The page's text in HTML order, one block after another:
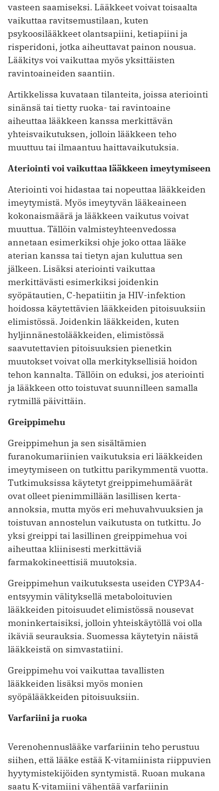
vasteen saamiseksi. Lääkkeet voivat toisaalta
vaikuttaa ravitsemustilaan, kuten
psykoosilääkkeet olantsapiini, ketiapiini ja
risperidoni, jotka aiheuttavat painon nousua.
Lääkitys voi vaikuttaa myös yksittäisten
ravintoaineiden saantiin.
Artikkelissa kuvataan tilanteita, joissa ateriointi
sinänsä tai tietty ruoka- tai ravintoaine
aiheuttaa lääkkeen kanssa merkittävän
yhteisvaikutuksen, jolloin lääkkeen teho
muuttuu tai ilmaantuu haittavaikutuksia.
Ateriointi voi vaikuttaa lääkkeen imeytymiseen
Ateriointi voi hidastaa tai nopeuttaa lääkkeiden
imeytymistä. Myös imeytyvän lääkeaineen
kokonaismäärä ja lääkkeen vaikutus voivat
muuttua. Tällöin valmisteyhteenvedossa
annetaan esimerkiksi ohje joko ottaa lääke
aterian kanssa tai tietyn ajan kuluttua sen
jälkeen. Lisäksi ateriointi vaikuttaa
merkittävästi esimerkiksi joidenkin
syöpätautien, C-hepatiitin ja HIV-infektion
hoidossa käytettävien lääkkeiden pitoisuuksiin
elimistössä. Joidenkin lääkkeiden, kuten
hyljinnänestolääkkeiden, elimistössä
saavutettavien pitoisuuksien pienetkin
muutokset voivat olla merkityksellisiä hoidon
tehon kannalta. Tällöin on eduksi, jos ateriointi
ja lääkkeen otto toistuvat suunnilleen samalla
rytmillä päivittäin.
Greippimehu
Greippimehun ja sen sisältämien
furanokumariinien vaikutuksia eri lääkkeiden
imeytymiseen on tutkittu parikymmentä vuotta.
Tutkimuksissa käytetyt greippimehumäärät
ovat olleet pienimmillään lasillisen kerta-
annoksia, mutta myös eri mehuvahvuuksien ja
toistuvan annostelun vaikutusta on tutkittu. Jo
yksi greippi tai lasillinen greippimehua voi
aiheuttaa kliinisesti merkittäviä
farmakokineettisiä muutoksia.
Greippimehun vaikutuksesta useiden CYP3A4-
entsyymin välityksellä metaboloituvien
lääkkeiden pitoisuudet elimistössä nousevat
moninkertaisiksi, jolloin yhteiskäytöllä voi olla
ikäviä seurauksia. Suomessa käytetyin näistä
lääkkeistä on simvastatiini.
Greippimehu voi vaikuttaa tavallisten
lääkkeiden lisäksi myös monien
syöpälääkkeiden pitoisuuksiin.
Varfariini ja ruoka
Verenohennuslääke varfariinin teho perustuu
siihen, että lääke estää K-vitamiinista riippuvien
hyytymistekijöiden syntymistä. Ruoan mukana
saatu K-vitamiini vähentää varfariinin